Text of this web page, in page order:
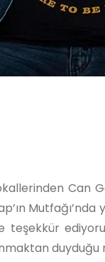
Can
teşekkür